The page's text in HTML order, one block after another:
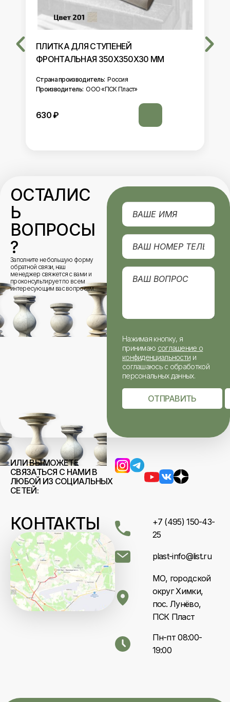
ПЛИТКА ДЛЯ СТУПЕНЕЙ
ФРОНТАЛЬНАЯ 350Х350Х30 ММ
Страна производитель: Россия
Производитель: ООО «ПСК Пласт»
630₽
ОСТАЛИС
Ь
ВОПРОСЫ
?
Заполните небольшую форму
обратной связи, наш
менеджер свяжется с вами и
проконсультирует по всем
интересующим вас вопросам.
Нажимая кнопку, я
принимаю соглашение о
конфиденциальности и
соглашаюсь с обработкой
персональных данных.
ОТПРАВИТЬ
ИЛИ ВЫ МОЖЕТЕ
СВЯЗАТЬСЯ С НАМИ В
ЛЮБОЙ ИЗ СОЦИАЛЬНЫХ
СЕТЕЙ:
КОНТАКТЫ
+7 (495) 150-43-
25
plast-info@list.ru
МО, городской
округ Химки,
пос. Лунёво,
ПСК Пласт
Пн-пт 08:00-
19:00